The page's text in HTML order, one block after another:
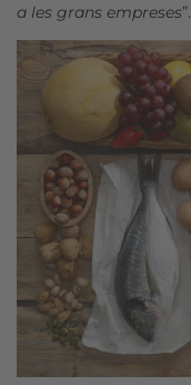
a les grans empreses”.